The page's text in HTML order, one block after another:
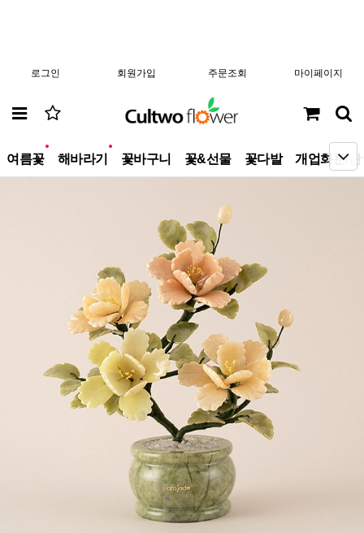
로그인 회원가입 주문조회 마이페이지
여름꽃 해바라기 꽃바구니 꽃&선물 꽃다발 개업화분/